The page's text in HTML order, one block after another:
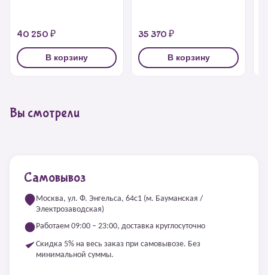
40 250 ₽
В корзину
35 370 ₽
В корзину
Вы смотрели
Самовывоз
Москва, ул. Ф. Энгельса, 64с1 (м. Бауманская /
Электрозаводская)
Работаем 09:00 – 23:00, доставка круглосуточно
Скидка 5% на весь заказ при самовывозе. Без
минимальной суммы.